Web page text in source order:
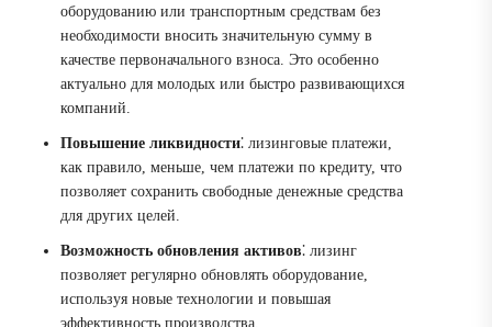
оборудованию или транспортным средствам без
необходимости вносить значительную сумму в
качестве первоначального взноса. Это особенно
актуально для молодых или быстро развивающихся
компаний.
Повышение ликвидности⁚ лизинговые платежи,
как правило, меньше, чем платежи по кредиту, что
позволяет сохранить свободные денежные средства
для других целей.
Возможность обновления активов⁚ лизинг
позволяет регулярно обновлять оборудование,
используя новые технологии и повышая
эффективность производства.